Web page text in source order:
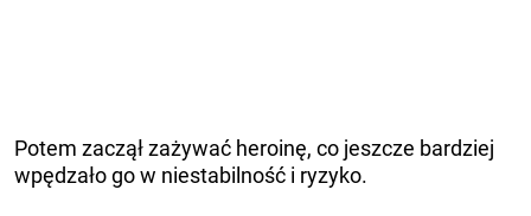
Potem zaczął zażywać heroinę, co jeszcze bardziej
wpędzało go w niestabilność i ryzyko.